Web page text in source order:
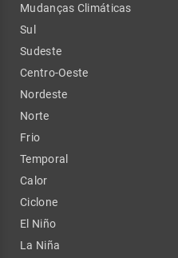
Mudanças Climáticas
Sul
Sudeste
Centro-Oeste
Nordeste
Norte
Frio
Temporal
Calor
Ciclone
El Niño
La Niña